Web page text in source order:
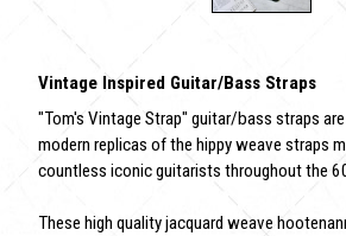
Vintage Inspired Guitar/Bass Straps
"Tom's Vintage Strap" guitar/bass straps
modern replicas of the hippy weave straps
countless iconic guitarists throughout the
These high quality jacquard weave